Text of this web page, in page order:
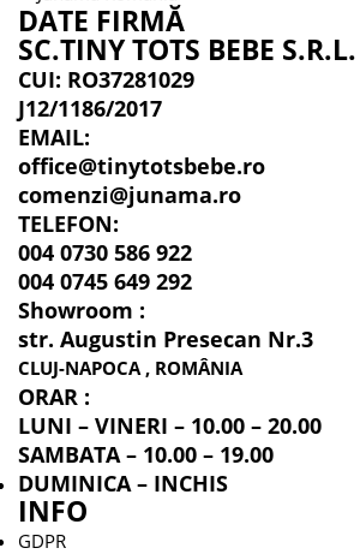
DATE FIRMĂ
SC.TINY TOTS BEBE S.R.L.
CUI: RO37281029
J12/1186/2017
EMAIL:
office@tinytotsbebe.ro
comenzi@junama.ro
TELEFON:
004 0730 586 922
004 0745 649 292
Showroom :
str. Augustin Presecan Nr.3
CLUJ-NAPOCA , ROMÂNIA
ORAR :
LUNI – VINERI – 10.00 – 20.00
SAMBATA – 10.00 – 19.00
DUMINICA – INCHIS
INFO
GDPR